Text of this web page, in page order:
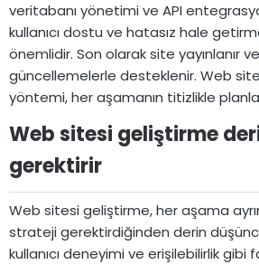
veritabanı yönetimi ve API
kullanıcı dostu ve hatasız hale
önemlidir. Son olarak site yayınlanır
güncellemelerle desteklenir. Web
yöntemi, her aşamanın titizlikle
Web sitesi geliştirme
gerektirir​
Web sitesi geliştirme, her aşama
strateji gerektirdiğinden derin
kullanıcı deneyimi ve erişilebilirlik